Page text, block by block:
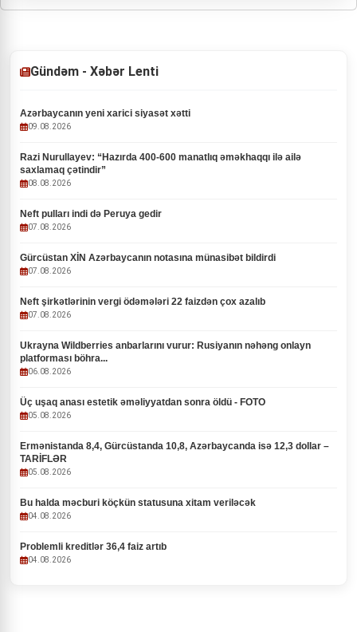
Gündəm - Xəbər Lenti
Azərbaycanın yeni xarici siyasət xətti
09.08.2026
Razi Nurullayev: “Hazırda 400-600 manatlıq əməkhaqqı ilə ailə
saxlamaq çətindir”
08.08.2026
Neft pulları indi də Peruya gedir
07.08.2026
Gürcüstan XİN Azərbaycanın notasına münasibət bildirdi
07.08.2026
Neft şirkətlərinin vergi ödəmələri 22 faizdən çox azalıb
07.08.2026
Ukrayna Wildberries anbarlarını vurur: Rusiyanın nəhəng onlayn
platforması böhra...
06.08.2026
Üç uşaq anası estetik əməliyyatdan sonra öldü - FOTO
05.08.2026
Ermənistanda 8,4, Gürcüstanda 10,8, Azərbaycanda isə 12,3 dollar –
TARİFLƏR
05.08.2026
Bu halda məcburi köçkün statusuna xitam veriləcək
04.08.2026
Problemli kreditlər 36,4 faiz artıb
04.08.2026